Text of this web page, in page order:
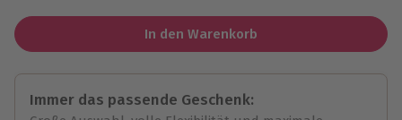
In den Warenkorb
Immer das passende Geschenk: